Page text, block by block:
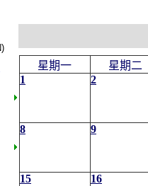
星期一
星期二
1
2
8 9
15 16